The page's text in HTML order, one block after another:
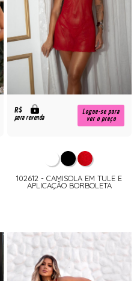
R$
para revenda
Logue-se para
ver o preço
102612 - CAMISOLA EM TULE E
APLICAÇÃO BORBOLETA